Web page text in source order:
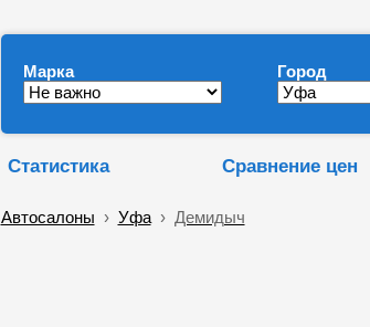
Марка Город
Статистика Сравнение цен
Автосалоны › Уфа› Демидыч